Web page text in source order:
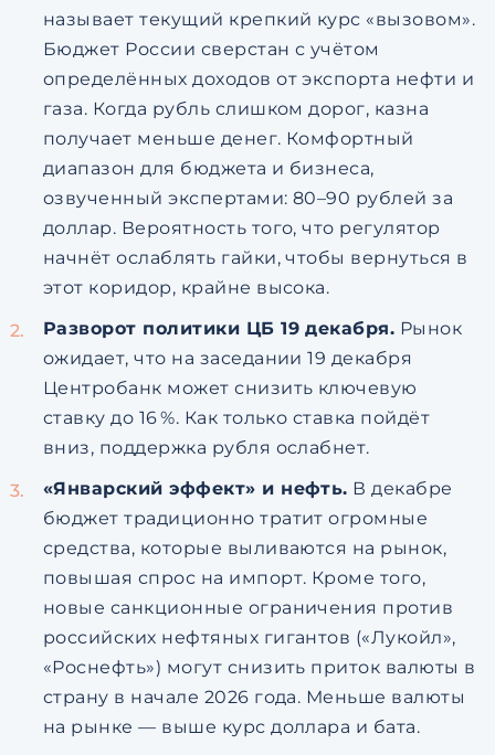
называет текущий крепкий курс «вызовом».
Бюджет России сверстан с учётом
определённых доходов от экспорта нефти и
газа. Когда рубль слишком дорог, казна
получает меньше денег. Комфортный
диапазон для бюджета и бизнеса,
озвученный экспертами: 80–90 рублей за
доллар. Вероятность того, что регулятор
начнёт ослаблять гайки, чтобы вернуться в
этот коридор, крайне высока.
Разворот политики ЦБ 19 декабря. Рынок
ожидает, что на заседании 19 декабря
Центробанк может снизить ключевую
ставку до 16 %. Как только ставка пойдёт
вниз, поддержка рубля ослабнет.
«Январский эффект» и нефть. В декабре
бюджет традиционно тратит огромные
средства, которые выливаются на рынок,
повышая спрос на импорт. Кроме того,
новые санкционные ограничения против
российских нефтяных гигантов («Лукойл»,
«Роснефть») могут снизить приток валюты в
страну в начале 2026 года. Меньше валюты
на рынке — выше курс доллара и бата.